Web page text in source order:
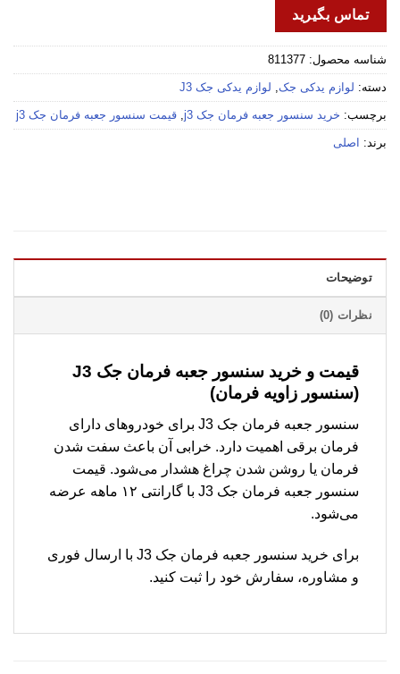
تماس بگیرید
شناسه محصول: 811377
دسته: لوازم یدکی جک, لوازم یدکی جک J3
برچسب: خرید سنسور جعبه فرمان جک j3 , قیمت سنسور جعبه فرمان جک j3
برند: اصلی
توضیحات
نظرات (0)
قیمت و خرید سنسور جعبه فرمان جک J3
(سنسور زاویه فرمان)
سنسور جعبه فرمان جک J3 برای خودروهای دارای
فرمان برقی اهمیت دارد. خرابی آن باعث سفت شدن
فرمان یا روشن شدن چراغ هشدار می‌شود. قیمت
سنسور جعبه فرمان جک J3 با گارانتی ۱۲ ماهه عرضه
می‌شود.
برای خرید سنسور جعبه فرمان جک J3 با ارسال فوری
و مشاوره، سفارش خود را ثبت کنید.